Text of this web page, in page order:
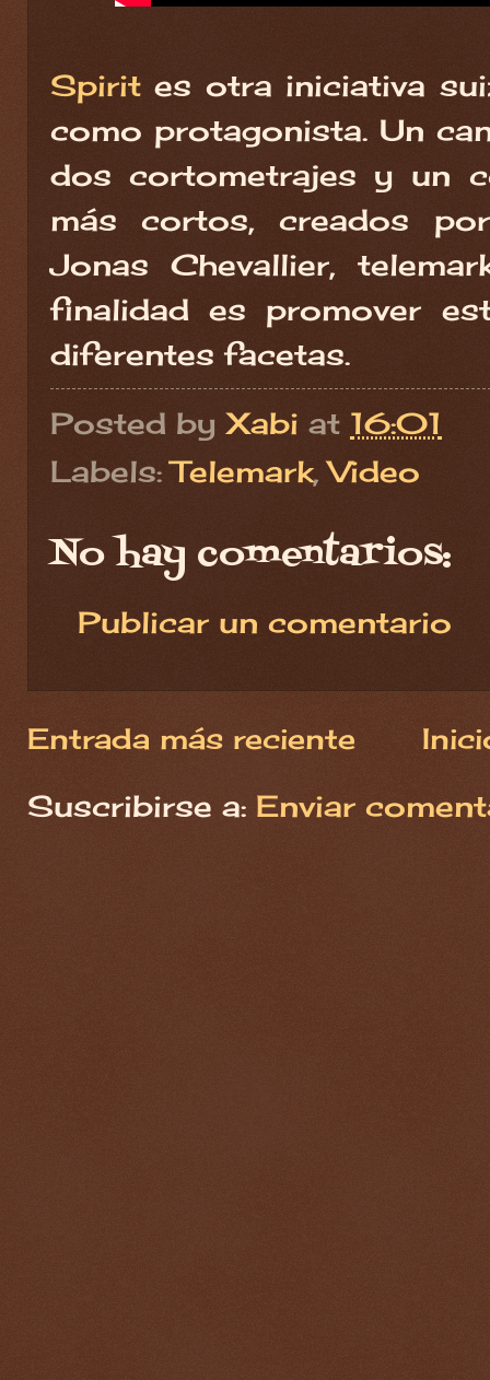
Spirit es otra iniciativa
como protagonista. Un
dos cortometrajes y un
más cortos, creados
Jonas Chevallier,
finalidad es promover
diferentes facetas.
Posted byXabi at 16:01
Labels:Telemark,Video
No hay comentarios:
Publicar un comentario
Entrada más reciente
Suscribirse a: Enviar